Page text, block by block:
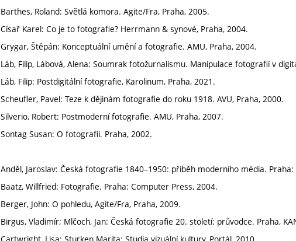
Barthes, Roland: Světlá komora. Agite/Fra, Praha, 2005.
Císař Karel: Co je to fotografie? Herrmann & synové, Praha, 2004.
Grygar, Štěpán: Konceptuální umění a fotografie. AMU, Praha, 2004.
Láb, Filip, Lábová, Alena: Soumrak fotožurnalismu. Manipulace fotografií v
Láb, Filip: Postdigitální fotografie, Karolinum, Praha, 2021.
Scheufler, Pavel: Teze k dějinám fotografie do roku 1918. AVU, Praha, 2000.
Silverio, Robert: Postmoderní fotografie. AMU, Praha, 2007.
Sontag Susan: O fotografii. Praha, 2002.
Anděl, Jaroslav: Česká fotografie 1840–1950: příběh moderního média. Praha:
Baatz, Willfried: Fotografie. Praha: Computer Press, 2004.
Berger, John: O pohledu, Agite/Fra, Praha, 2009.
Birgus, Vladimír; Mlčoch, Jan: Česká fotografie 20. století: průvodce. Praha,
Cartwright, Lisa; Sturken Marita: Studia vizuální kultury, Portál, 2010.